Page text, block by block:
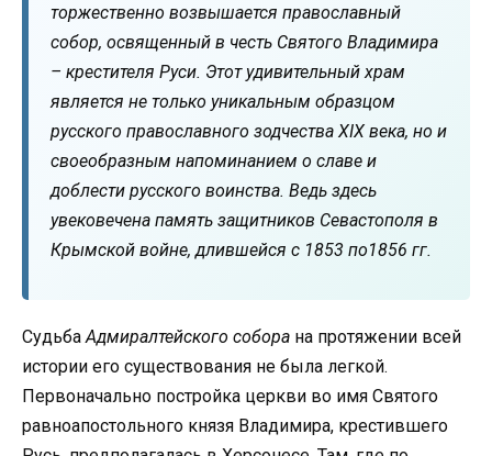
торжественно возвышается православный
собор, освященный в честь Святого Владимира
– крестителя Руси. Этот удивительный храм
является не только уникальным образцом
русского православного зодчества XIX века, но и
своеобразным напоминанием о славе и
доблести русского воинства. Ведь здесь
увековечена память защитников Севастополя в
Крымской войне, длившейся с 1853 по1856 гг.
Судьба Адмиралтейского собора на протяжении всей
истории его существования не была легкой.
Первоначально постройка церкви во имя Святого
равноапостольного князя Владимира, крестившего